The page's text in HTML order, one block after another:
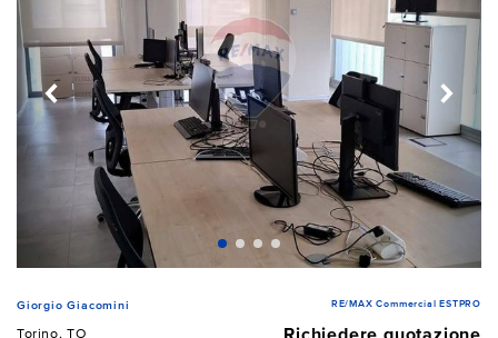
Giorgio Giacomini RE/MAX Commercial ESTPRO
Torino, TO
Richiedere quotazione